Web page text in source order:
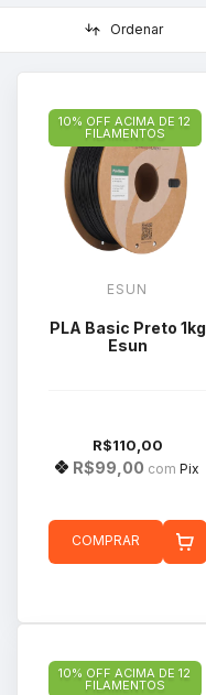
Ordenar
10% OFF ACIMA DE 12
FILAMENTOS
ESUN
PLA Basic Preto 1kg
Esun
R$110,00
R$99,00 com Pix
COMPRAR
10% OFF ACIMA DE 12
FILAMENTOS